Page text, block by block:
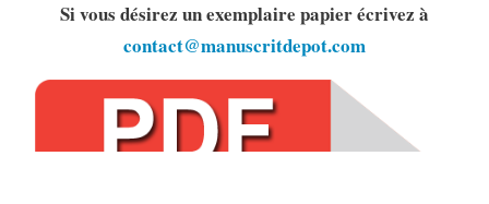
Si vous désirez un exemplaire papier écrivez à
contact@manuscritdepot.com